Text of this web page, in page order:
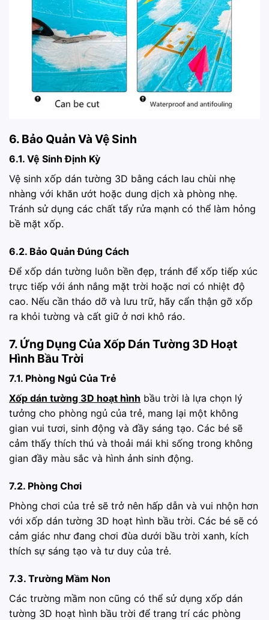
6. Bảo Quản Và Vệ Sinh
6.1. Vệ Sinh Định Kỳ
Vệ sinh xốp dán tường 3D bằng cách lau chùi nhẹ
nhàng với khăn ướt hoặc dung dịch xà phòng nhẹ.
Tránh sử dụng các chất tẩy rửa mạnh có thể làm hỏng
bề mặt xốp.
6.2. Bảo Quản Đúng Cách
Để xốp dán tường luôn bền đẹp, tránh để xốp tiếp xúc
trực tiếp với ánh nắng mặt trời hoặc nơi có nhiệt độ
cao. Nếu cần tháo dỡ và lưu trữ, hãy cẩn thận gỡ xốp
ra khỏi tường và cất giữ ở nơi khô ráo.
7. Ứng Dụng Của Xốp Dán Tường 3D Hoạt
Hình Bầu Trời
7.1. Phòng Ngủ Của Trẻ
Xốp dán tường 3D hoạt hình bầu trời là lựa chọn lý
tưởng cho phòng ngủ của trẻ, mang lại một không
gian vui tươi, sinh động và đầy sáng tạo. Các bé sẽ
cảm thấy thích thú và thoải mái khi sống trong không
gian đầy màu sắc và hình ảnh sinh động.
7.2. Phòng Chơi
Phòng chơi của trẻ sẽ trở nên hấp dẫn và vui nhộn hơn
với xốp dán tường 3D hoạt hình bầu trời. Các bé sẽ có
cảm giác như đang chơi đùa dưới bầu trời xanh, kích
thích sự sáng tạo và tư duy của trẻ.
7.3. Trường Mầm Non
Các trường mầm non cũng có thể sử dụng xốp dán
tường 3D hoạt hình bầu trời để trang trí các phòng